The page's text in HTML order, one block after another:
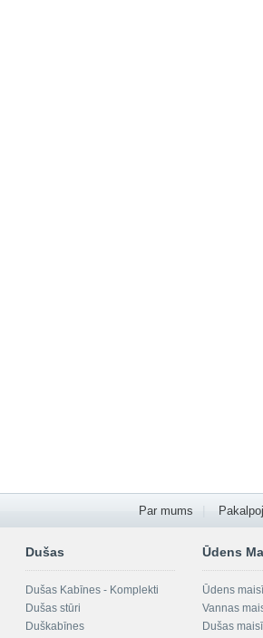
Par mums
Dušas
Dušas Kabīnes - Komplekti
Dušas stūri
Duškabīnes
Ūdens
Ūdens
Vannas
Dušas